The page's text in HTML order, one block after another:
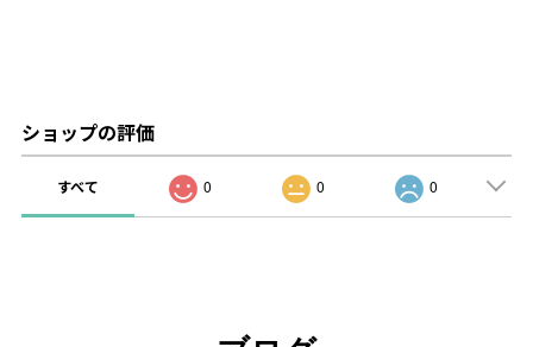
ショップの評価
すべて 0 0 0